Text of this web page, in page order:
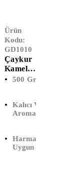
Ürün
Kodu:
GD1010
Çaykur
Kamelya
(500 Gr)
500 Gr Paket
Kalıcı Ve Hoş
Aroma
Harmanlanmaya
Uygun